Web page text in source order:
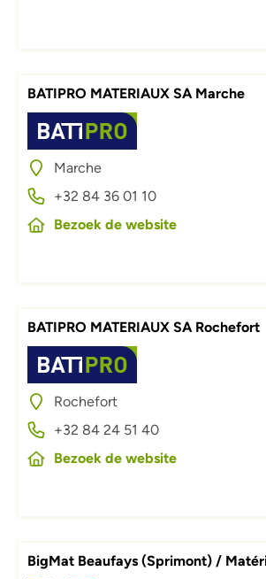
BATIPRO MATERIAUX SA Marche
Afbeelding
Marche
+32 84 36 01 10
Bezoek de website
BATIPRO MATERIAUX SA Rochefort
Afbeelding
Rochefort
+32 84 24 51 40
Bezoek de website
BigMat Beaufays (Sprimont) /